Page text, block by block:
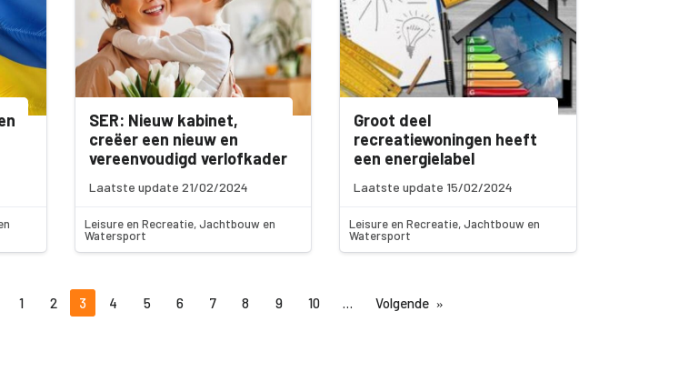
SER: Nieuw kabinet,
creëer een nieuw en
vereenvoudigd verlofkader
Laatste update 21/02/2024
Leisure en Recreatie, Jachtbouw en
Watersport
Groot deel
recreatiewoningen heeft
een energielabel
Laatste update 15/02/2024
Leisure en Recreatie, Jachtbouw en
Watersport
1 2 3 4 5 6 7 8 9 10 Volgende